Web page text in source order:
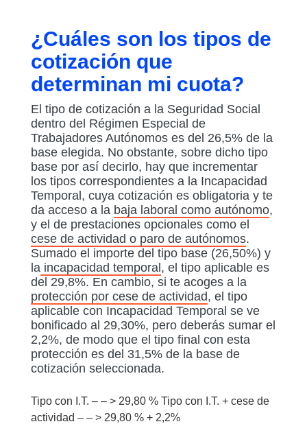
¿Cuáles son los tipos de
cotización que
determinan mi cuota?
El tipo de cotización a la Seguridad Social
dentro del Régimen Especial de
Trabajadores Autónomos es del 26,5% de la
base elegida. No obstante, sobre dicho tipo
base por así decirlo, hay que incrementar
los tipos correspondientes a la Incapacidad
Temporal, cuya cotización es obligatoria y te
da acceso a la baja laboral como autónomo,
y el de prestaciones opcionales como el
cese de actividad o paro de autónomos.
Sumado el importe del tipo base (26,50%) y
la incapacidad temporal, el tipo aplicable es
del 29,8%. En cambio, si te acoges a la
protección por cese de actividad, el tipo
aplicable con Incapacidad Temporal se ve
bonificado al 29,30%, pero deberás sumar el
2,2%, de modo que el tipo final con esta
protección es del 31,5% de la base de
cotización seleccionada.
Tipo con I.T. – – > 29,80 % Tipo con I.T. + cese de
actividad – – > 29,80 % + 2,2%